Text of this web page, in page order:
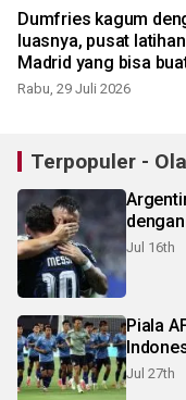
Dumfries kagum
luasnya, pusat latihan
Madrid yang bisa
tersesat
Rabu, 29 Juli 2026
Terpopuler -
Jul 16th
Piala
Jul 27th